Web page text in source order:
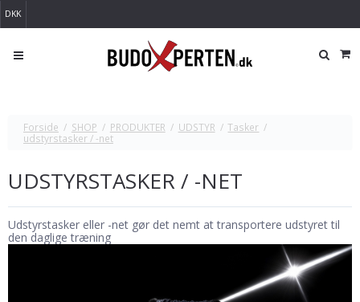
DKK
Forside / SHOP / PRODUKTER / UDSTYR / Tasker /
udstyrstasker / -net
UDSTYRSTASKER / -NET
Udstyrstasker eller -net gør det nemt at transportere udstyret til
den daglige træning